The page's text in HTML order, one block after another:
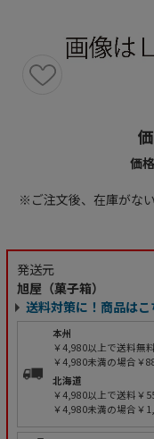
価
※ご注文後、在庫がな
発送元
旭屋（菓子箱）
送料対策に！商品はこ
本州
￥4,980以上で送料無料
￥4,980未満の場合￥
北海道
￥4,980以上で送料￥
￥4,980未満の場合￥